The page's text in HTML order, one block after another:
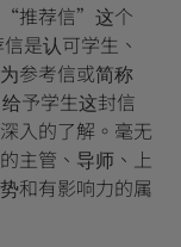
“推荐信”这个
是认可学生、
参考信或简称
予学生这封信
入的了解。毫无
主管、导师、上
和有影响力的属